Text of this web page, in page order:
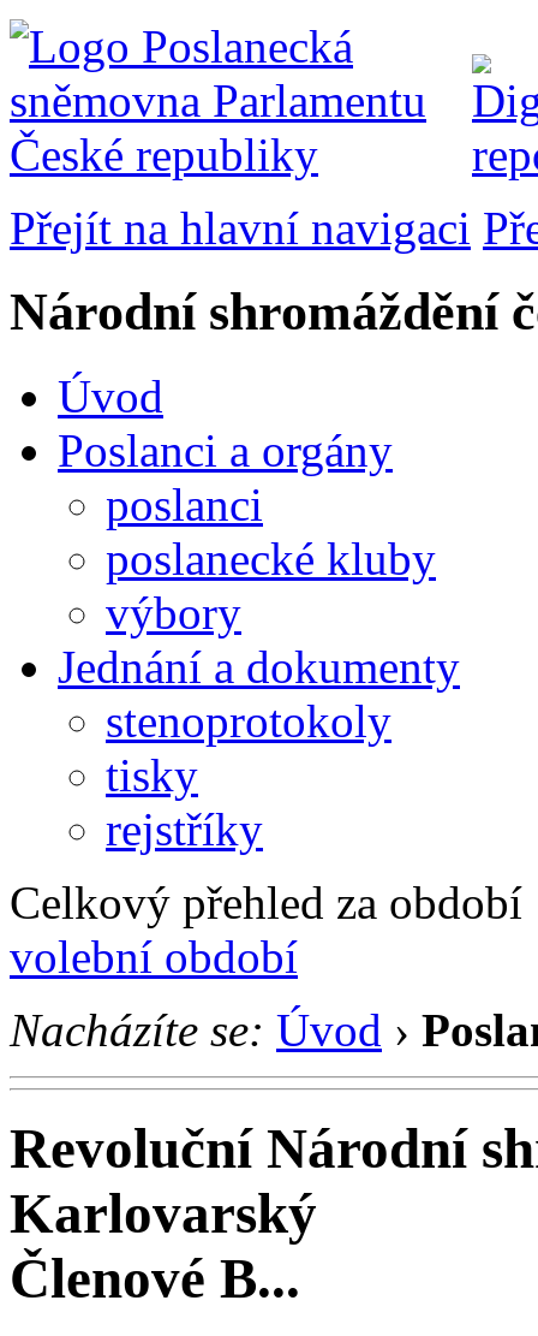
Přejít na hlavní navigaci
Národní shromáždění
Úvod
Poslanci a orgány
poslanci
poslanecké kluby
výbory
Jednání a dokumenty
stenoprotokoly
tisky
rejstříky
Celkový přehled za
volební období
Nacházíte se: Úvod ›
Revoluční Národní
Karlovarský
Členové B...